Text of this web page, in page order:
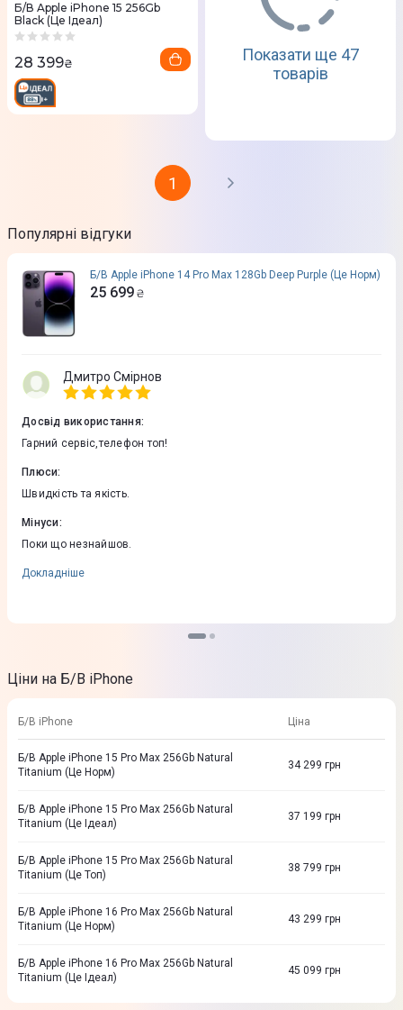
Б/В Apple iPhone 15 256Gb
Black (Це Ідеал)
28 399₴
Показати ще 47
товарів
1
Популярні відгуки
Б/В Apple iPhone 14 Pro Max 128Gb Deep Purple (Це Норм)
25 699 ₴
Дмитро Смірнов
Досвід використання:
Гарний сервіс,телефон топ!
Плюси:
Швидкість та якість.
Мінуси:
Поки що незнайшов.
Докладніше
Ціни на Б/В iPhone
Б/В iPhone Ціна
Б/В Apple iPhone 15 Pro Max 256Gb Natural
Titanium (Це Норм)
34 299 грн
Б/В Apple iPhone 15 Pro Max 256Gb Natural
Titanium (Це Ідеал)
37 199 грн
Б/В Apple iPhone 15 Pro Max 256Gb Natural
Titanium (Це Топ)
38 799 грн
Б/В Apple iPhone 16 Pro Max 256Gb Natural
Titanium (Це Норм)
43 299 грн
Б/В Apple iPhone 16 Pro Max 256Gb Natural
Titanium (Це Ідеал)
45 099 грн